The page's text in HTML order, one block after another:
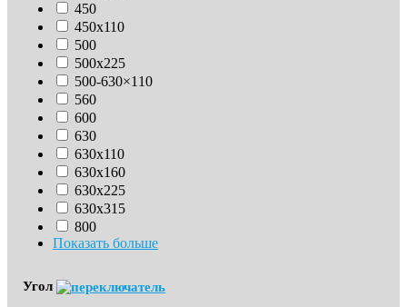
450
450х110
500
500х225
500-630×110
560
600
630
630х110
630x160
630х225
630х315
800
Показать больше
Угол